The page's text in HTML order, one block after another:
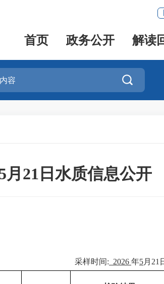
首页 政务公开 解读

月21日水质信息公开
采样时间: 2026 年5月 21